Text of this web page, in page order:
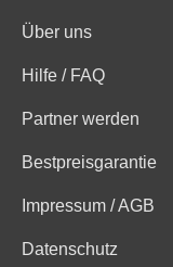
Über uns
Hilfe / FAQ
Partner werden
Bestpreisgarantie
Impressum / AGB
Datenschutz